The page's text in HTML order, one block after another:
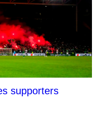
supporters